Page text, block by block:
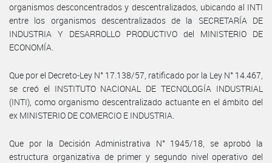
organismos desconcentrados y descentralizados, ubicando al INTI
entre los organismos descentralizados de la SECRETARÍA DE
INDUSTRIA Y DESARROLLO PRODUCTIVO del MINISTERIO DE
ECONOMÍA.
Que por el Decreto-Ley N° 17.138/57, ratificado por la Ley N° 14.467,
se creó el INSTITUTO NACIONAL DE TECNOLOGÍA INDUSTRIAL
(INTI), como organismo descentralizado actuante en el ámbito del
ex MINISTERIO DE COMERCIO E INDUSTRIA.
Que por la Decisión Administrativa N° 1945/18, se aprobó la
estructura organizativa de primer y segundo nivel operativo del